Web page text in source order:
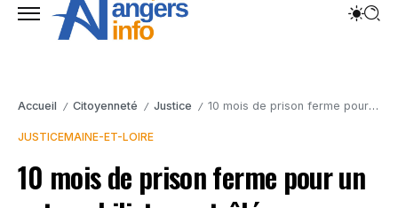
Accueil / Citoyenneté / Justice / 10 mois de prison ferme pour un automobiliste contrôlé avec un grand excès de vitesse sur l’A11 près d’Angers
JUSTICEMAINE-ET-LOIRE
10 mois de prison ferme pour un